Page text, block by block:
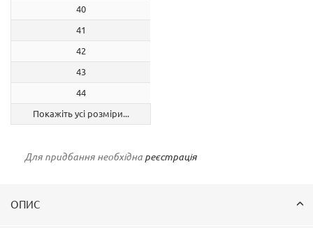
40
41
42
43
44
Покажіть усі розміри...
Для придбання необхідна реєстрація
ОПИС